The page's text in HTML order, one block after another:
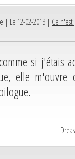
| Le 12-02-2013 | Ce
si j'étais
elle m'ouvre